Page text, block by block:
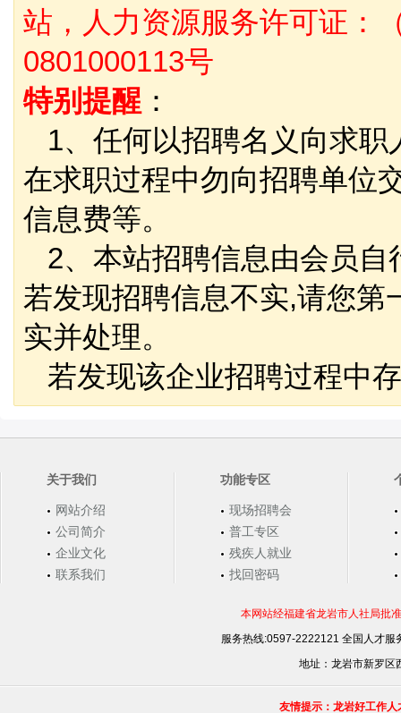
站，人力资源服务许可证：
0801000113号
特别提醒 ：
1、任何以招聘名义向求职
在求职过程中勿向招聘单位
信息费等。
2、本站招聘信息由会员自
若发现招聘信息不实,请您第
实并处理。
若发现该企业招聘过程中
关于我们
网站介绍
公司简介
企业文化
联系我们
功能专区
现场招聘会
普工专区
残疾人就业
找回密码
本网站经福建省龙岩市人社局批
服务热线:0597-2222121 全国人才
地址：龙岩市新罗区
友情提示：龙岩好工作